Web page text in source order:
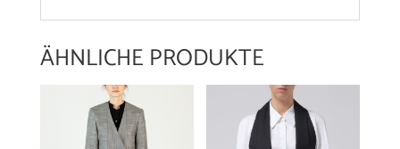
ÄHNLICHE PRODUKTE